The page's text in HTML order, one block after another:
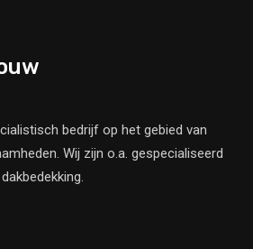
bedrijf op het gebied van
Wij zijn o.a. gespecialiseerd